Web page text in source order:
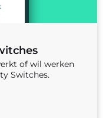
of wil werken
Switches.